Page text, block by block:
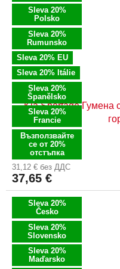
Sleva 20%
Polsko
Sleva 20%
Rumunsko
Sleva 20% EU
Sleva 20% Itálie
Sleva 20%
Španělsko
Sleva 20%
Francie
Възползвайте
се от 20%
отстъпка
Kia Sportage Гумена
31,12 € без ДДС
37,65 €
Sleva 20%
Česko
Sleva 20%
Slovensko
Sleva 20%
Maďarsko